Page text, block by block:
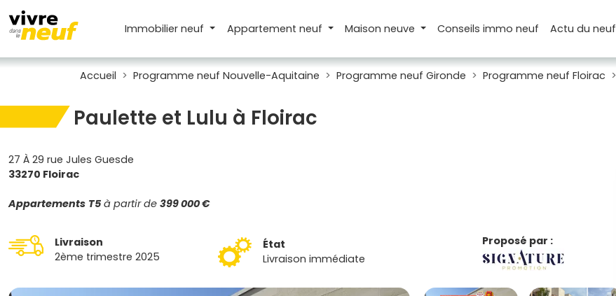
Immobilier neuf Appartement neuf Maison neuve Conseilsimmo neuf Actudu neuf
Accueil Programme neuf Nouvelle-Aquitaine Programme neuf Gironde Programme neuf Floirac
Paulette et Lulu à Floirac
27 À 29 rue Jules Guesde
33270 Floirac
Appartements T5 à partir de 399 000 €
Livraison
2ème trimestre 2025
État
Livraison immédiate
Proposé par :